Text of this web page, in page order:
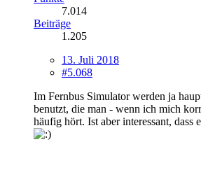
7.014
Beiträge
1.205
13. Juli 2018
#5.068
Im Fernbus Simulator werden ja
benutzt, die man - wenn ich mich
häufig hört. Ist aber interessant, dass